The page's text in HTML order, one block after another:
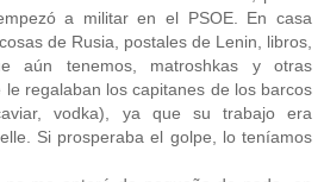
a militar en el PSOE. En casa
de Rusia, postales de Lenin, libros,
aún tenemos, matroshkas y otras
le regalaban los capitanes de los barcos
vodka), ya que su trabajo era
Si prosperaba el golpe, lo teníamos